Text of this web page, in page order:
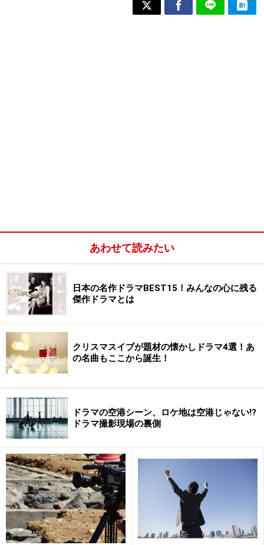
あわせて読みたい
日本の名作ドラマBEST15！みんなの心に残る
傑作ドラマとは
クリスマスイブが題材の懐かしドラマ4選！あ
の名曲もここから誕生！
ドラマの空港シーン、ロケ地は空港じゃない!?
ドラマ撮影現場の裏側